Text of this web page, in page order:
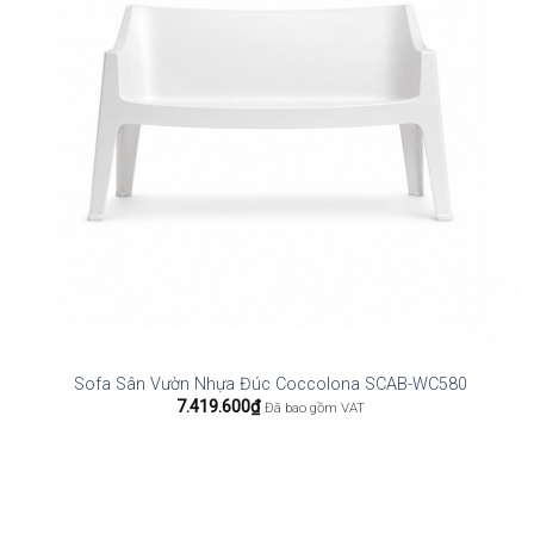
Sofa Sân Vườn Nhựa Đúc Coccolona SCAB-WC580
7.419.600₫ Đã bao gồm VAT